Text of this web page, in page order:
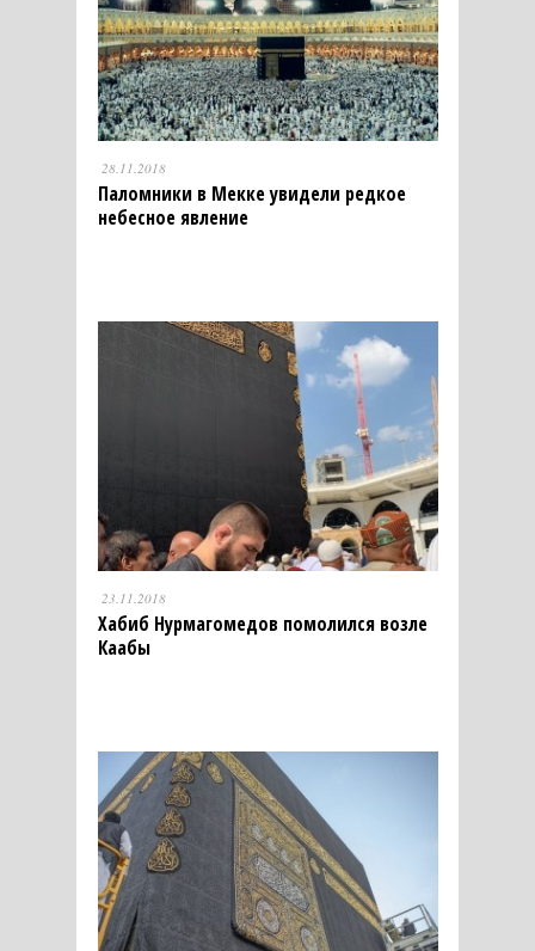
28.11.2018
Паломники в Мекке увидели редкое
небесное явление
23.11.2018
Хабиб Нурмагомедов помолился возле
Каабы